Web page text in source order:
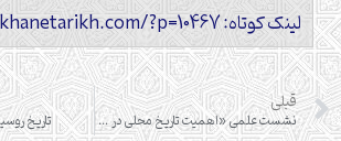
لینک کوتاه: https://sokhanetarikh.com/?p=10467
قبلی
نشست علمی «اهمیت تاریخ محلی در پژوهش های تاریخی» تاریخ